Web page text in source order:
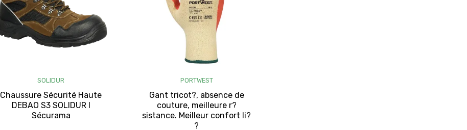
SOLIDUR
Chaussure Sécurité Haute
DEBAO S3 SOLIDUR I
Sécurama
PORTWEST
Gant tricot?, absence de
couture, meilleure r?
sistance. Meilleur confort li?
?